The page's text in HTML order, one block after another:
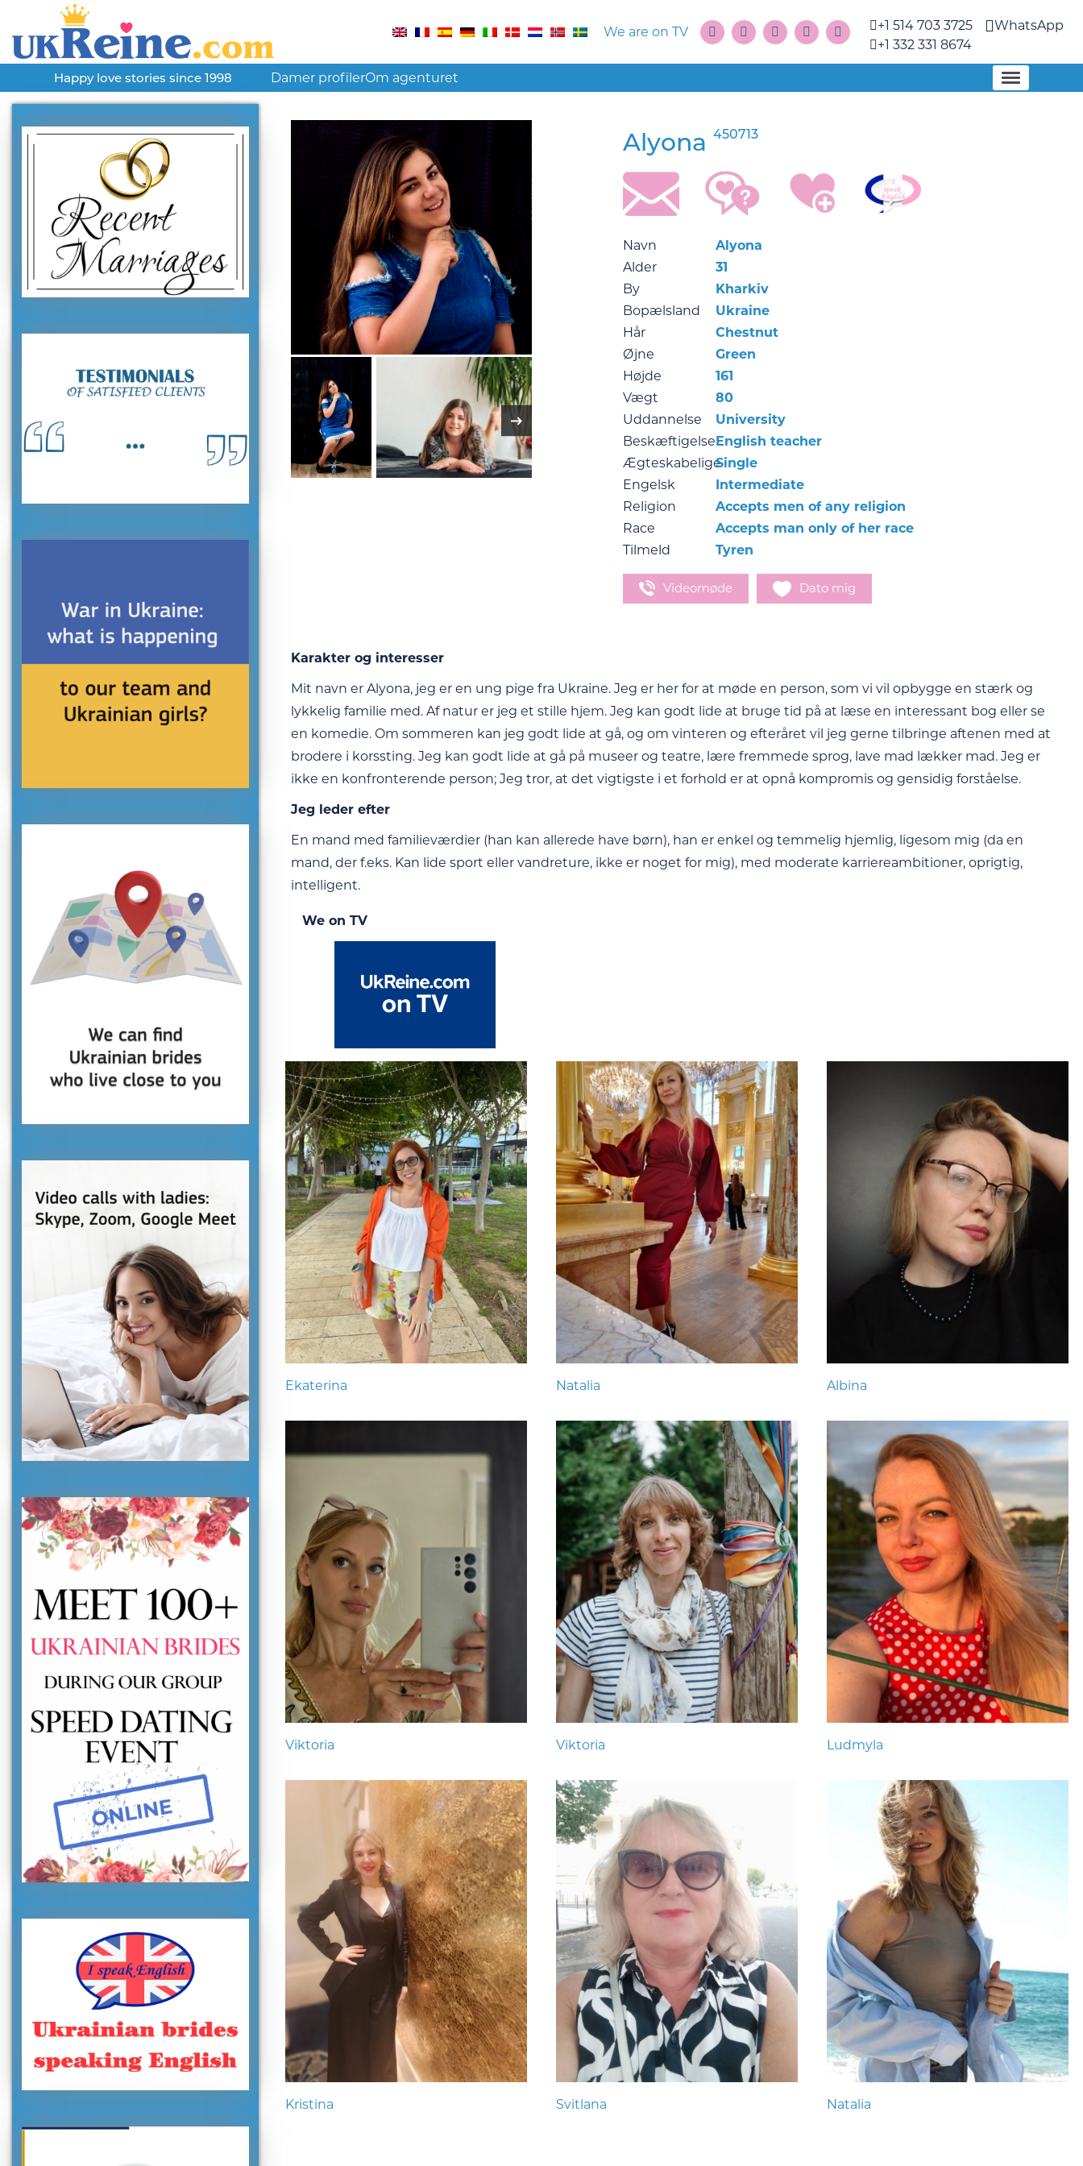
We are on TV
+1 514 703 3725
+1 332 331 8674
WhatsApp
Happy love stories since 1998 Damer profilerOm agenturet
Alyona 450713
Navn
Alyona
Alder
31
By
Kharkiv
Bopælsland
Ukraine
Hår
Chestnut
Øjne
Green
Højde
161
Vægt
80
Uddannelse
University
BeskæftigelseEnglish teacher
ÆgteskabeligeSingle
Engelsk
Intermediate
Religion
Accepts men of any religion
Race
Accepts man only of her race
Tilmeld
Tyren
Videomøde Dato mig
Karakter og interesser
Mit navn er Alyona, jeg er en ung pige fra Ukraine. Jeg er her for at møde en person, som vi vil opbygge en stærk og
lykkelig familie med. Af natur er jeg et stille hjem. Jeg kan godt lide at bruge tid på at læse en interessant bog eller se
en komedie. Om sommeren kan jeg godt lide at gå, og om vinteren og efteråret vil jeg gerne tilbringe aftenen med at
brodere i korssting. Jeg kan godt lide at gå på museer og teatre, lære fremmede sprog, lave mad lækker mad. Jeg er
ikke en konfronterende person; Jeg tror, at det vigtigste i et forhold er at opnå kompromis og gensidig forståelse.
Jeg leder efter
En mand med familieværdier (han kan allerede have børn), han er enkel og temmelig hjemlig, ligesom mig (da en
mand, der f.eks. Kan lide sport eller vandreture, ikke er noget for mig), med moderate karriereambitioner, oprigtig,
intelligent.
We on TV
Ekaterina Natalia Albina
Viktoria Viktoria Ludmyla
Kristina Svitlana Natalia